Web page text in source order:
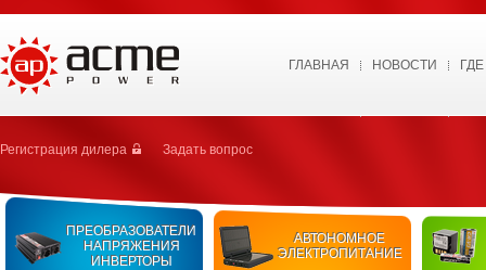
ГЛАВНАЯ НОВОСТИ
Регистрация дилера Задать вопрос
ПРЕОБРАЗОВАТЕЛИ
НАПРЯЖЕНИЯ
ИНВЕРТОРЫ
АВТОНОМНОЕ
ЭЛЕКТРОПИТАНИЕ